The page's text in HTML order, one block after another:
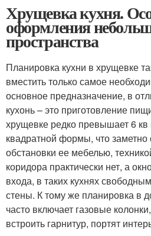
Хрущевка кухня.
оформления
пространства
Планировка кухни в хрущевке
вместить только самое
основное предназначение, в
кухонь – это приготовление
хрущевке редко превышает 6
квадратной формы, что заметно
обстановки ее мебелью,
коридора практически нет, а
входа, в таких кухнях
стены. К тому же планировка в
часто включает газовые
встроить гарнитур, портят